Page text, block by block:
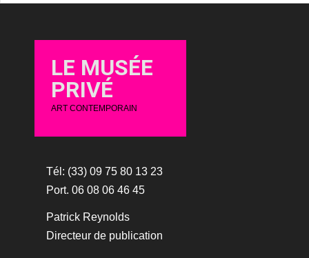
LE MUSÉE
PRIVÉ
ART CONTEMPORAIN
Tél: (33) 09 75 80 13 23
Port. 06 08 06 46 45
Patrick Reynolds
Directeur de publication